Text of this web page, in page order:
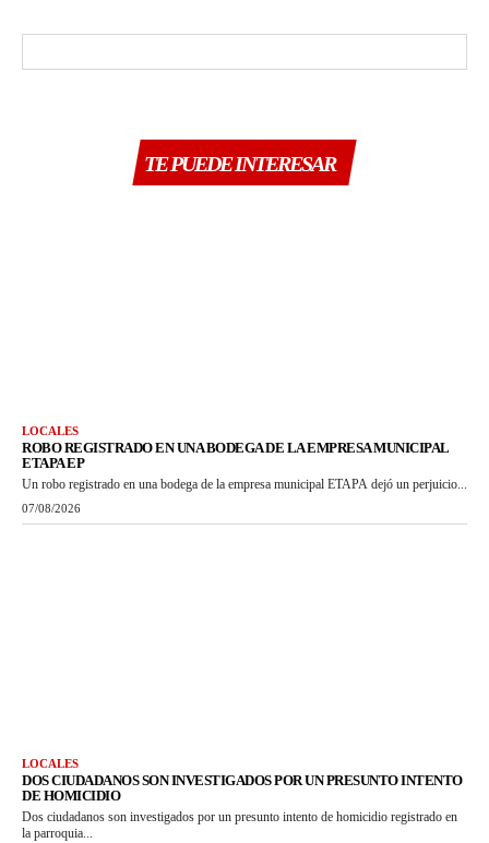
TE PUEDE INTERESAR
LOCALES
ROBO REGISTRADO EN UNA BODEGA DE LA EMPRESA MUNICIPAL
ETAPA EP
Un robo registrado en una bodega de la empresa municipal ETAPA dejó un perjuicio...
07/08/2026
LOCALES
DOS CIUDADANOS SON INVESTIGADOS POR UN PRESUNTO INTENTO
DE HOMICIDIO
Dos ciudadanos son investigados por un presunto intento de homicidio registrado en
la parroquia...